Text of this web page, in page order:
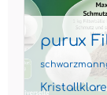
purux